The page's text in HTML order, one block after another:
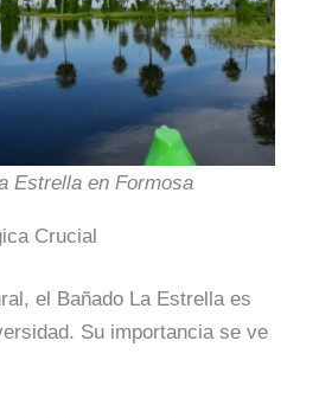
Estrella en Formosa
Crucial
el Bañado La Estrella es
Su importancia se ve